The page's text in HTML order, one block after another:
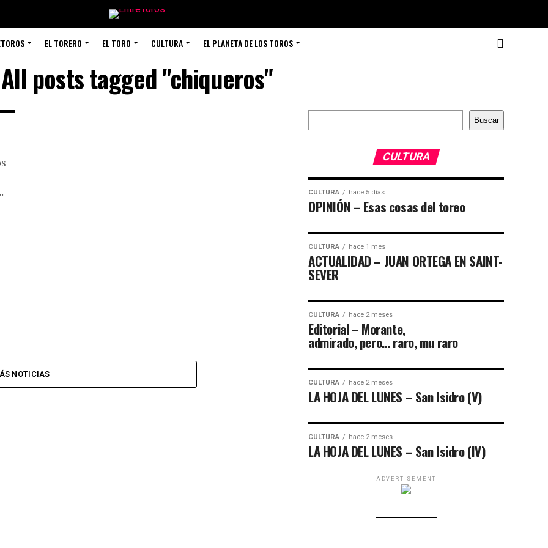
EL TORERO EL TORO CULTURA EL PLANETA DE LOS TOROS
All posts tagged "chiqueros"
NOTICIAS
Buscar
Buscar
CULTURA
CULTURA hace 5 días
OPINIÓN – Esas cosas del toreo
CULTURA hace 1 mes
ACTUALIDAD – JUAN ORTEGA EN SAINT-
SEVER
CULTURA hace 2 meses
Editorial – Morante,
admirado, pero… raro, mu raro
CULTURA hace 2 meses
LA HOJA DEL LUNES – San Isidro (V)
CULTURA hace 2 meses
LA HOJA DEL LUNES – San Isidro (IV)
ADVERTISEMENT